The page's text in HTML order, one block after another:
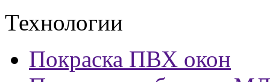
Технологии
Покраска ПВХ окон